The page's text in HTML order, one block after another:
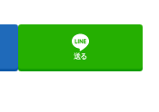
送る